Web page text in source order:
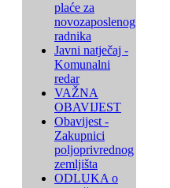
plaće za
novozaposlenog
radnika
Javni natječaj -
Komunalni
redar
VAŽNA
OBAVIJEST
Obavijest -
Zakupnici
poljoprivrednog
zemljišta
ODLUKA o